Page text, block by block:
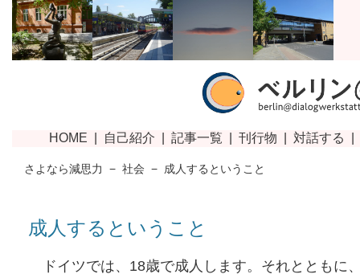
さよなら減思力 − 社会 − 成人するということ
成人するということ
ドイツでは、18歳で成人します。それとともに